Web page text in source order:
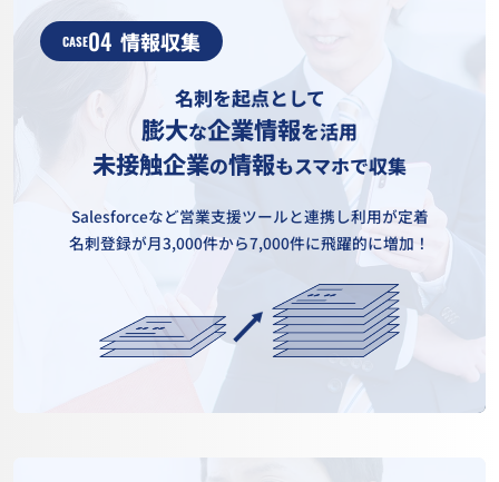
CASE04 情報収集
名刺を起点として
膨大な企業情報を活用
未接触企業の情報もスマホで収集
Salesforceなど営業支援ツールと連携し利用が定着
名刺登録が月3,000件から7,000件に飛躍的に増加！